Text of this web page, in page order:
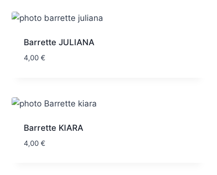
Barrette JULIANA
4,00 €
Barrette KIARA
4,00 €